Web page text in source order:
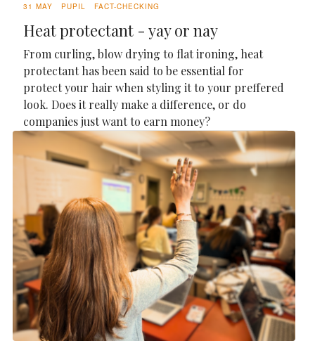
31 MAY PUPIL FACT-CHECKING
Heat protectant - yay or nay
From curling, blow drying to flat ironing, heat
protectant has been said to be essential for
protect your hair when styling it to your preffered
look. Does it really make a difference, or do
companies just want to earn money?